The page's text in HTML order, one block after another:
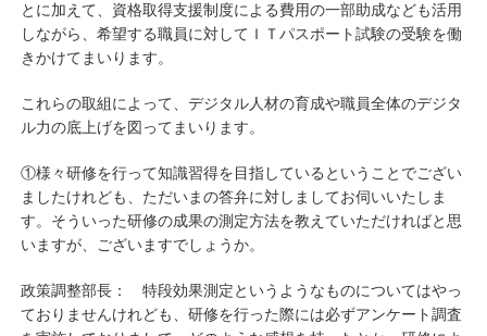
とに加えて、資格取得支援制度による費用の一部助成なども活用
しながら、希望する職員に対してＩＴパスポート試験の受験を働
きかけてまいります。
これらの取組によって、デジタル人材の育成や職員全体のデジタ
ル力の底上げを図ってまいります。
①様々研修を行って知識習得を目指しているということでござい
ましたけれども、ただいまの答弁に対しましてお伺いいたしま
す。そういった研修の成果の測定方法を教えていただければと思
いますが、ございますでしょうか。
政策調整部長： 特段効果測定というようなものについてはやっ
ておりませんけれども、研修を行った際には必ずアンケート調査